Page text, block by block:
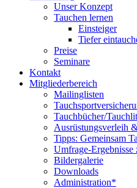
Unser Konzept
Tauchen lernen
Einsteiger
Tiefer
Preise
Seminare
Kontakt
Mitgliederbereich
Mailinglisten
Tauchbücher/
Ausrüstungsverleih
Tipps: Gemeinsam
Umfrage-Ergebnisse
Bildergalerie
Downloads
Administration*